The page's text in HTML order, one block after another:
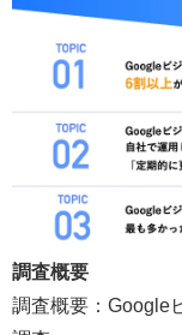
調査概要
調査概要：Google